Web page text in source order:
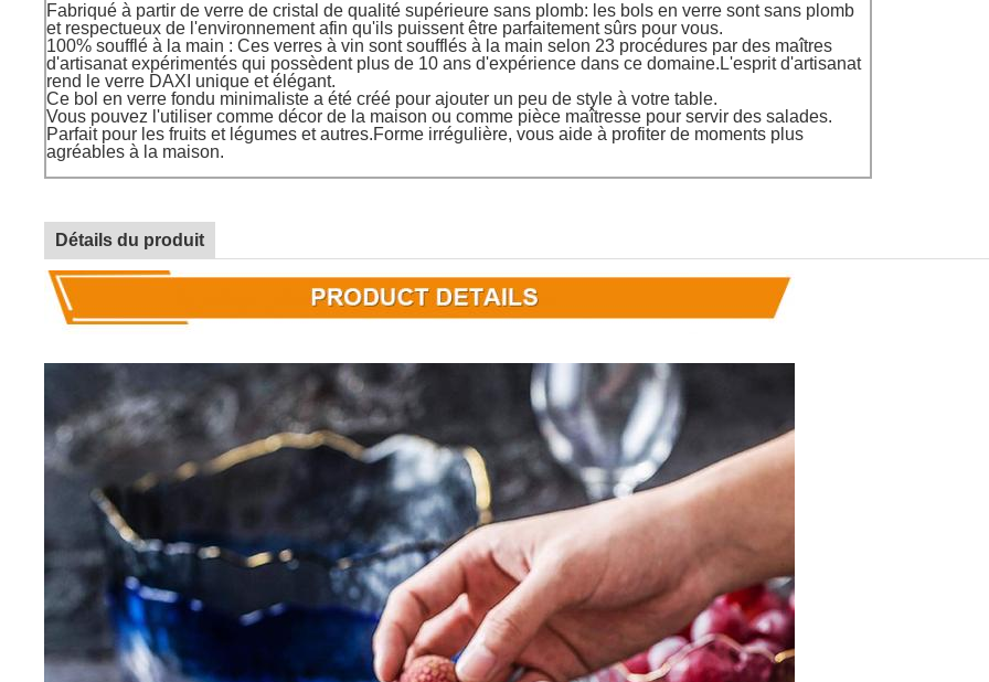
Fabriqué à partir de verre de cristal de qualité supérieure sans plomb: les bols en verre sont sans plomb
et respectueux de l'environnement afin qu'ils puissent être parfaitement sûrs pour vous.
100% soufflé à la main : Ces verres à vin sont soufflés à la main selon 23 procédures par des maîtres
d'artisanat expérimentés qui possèdent plus de 10 ans d'expérience dans ce domaine.L'esprit d'artisanat
rend le verre DAXI unique et élégant.
Ce bol en verre fondu minimaliste a été créé pour ajouter un peu de style à votre table.
Vous pouvez l'utiliser comme décor de la maison ou comme pièce maîtresse pour servir des salades.
Parfait pour les fruits et légumes et autres.Forme irrégulière, vous aide à profiter de moments plus
agréables à la maison.
Détails du produit